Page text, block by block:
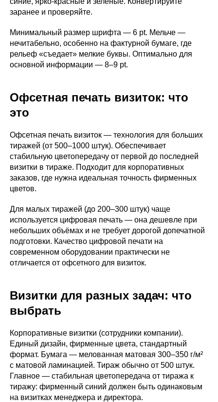
заранее и проверяйте.
Минимальный размер шрифта — 6 pt. Мельче —
нечитабельно, особенно на фактурной бумаге, где
рельеф «съедает» мелкие буквы. Оптимально для
основной информации — 8–9 pt.
Офсетная печать визиток: что
это
Офсетная печать визиток — технология для больших
тиражей (от 500–1000 штук). Обеспечивает
стабильную цветопередачу от первой до последней
визитки в тираже. Подходит для корпоративных
заказов, где нужна идеальная точность фирменных
цветов.
Для малых тиражей (до 200–300 штук) чаще
используется цифровая печать — она дешевле при
небольших объёмах и не требует дорогой допечатной
подготовки. Качество цифровой печати на
современном оборудовании практически не
отличается от офсетного для визиток.
Визитки для разных задач: что
выбрать
Корпоративные визитки (сотрудники компании).
Единый дизайн, фирменные цвета, стандартный
формат. Бумага — мелованная матовая 300–350 г/м²
с матовой ламинацией. Тираж обычно от 500 штук.
Главное — стабильная цветопередача от тиража к
тиражу: фирменный синий должен быть одинаковым
на визитках менеджера и директора.